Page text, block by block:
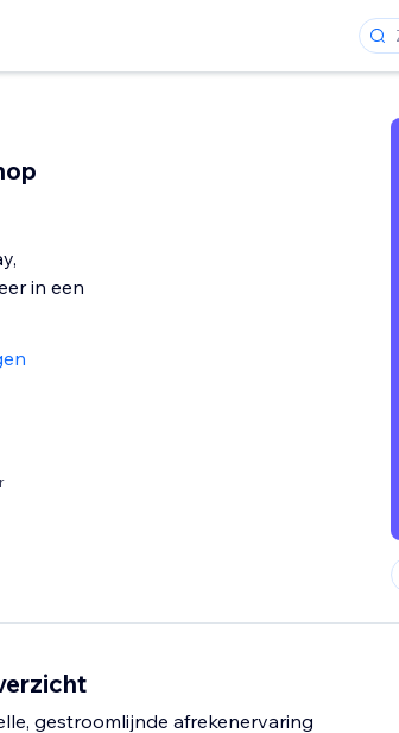
in een
gestroomlijnde afrekenervaring